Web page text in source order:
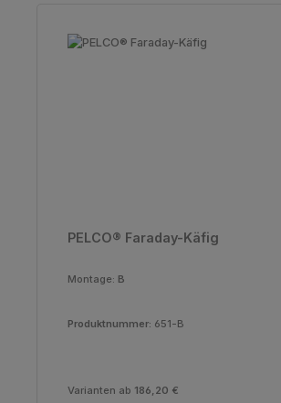
PELCO® Faraday-Käfig
Montage: B
Produktnummer: 651-B
Varianten ab 186,20 €